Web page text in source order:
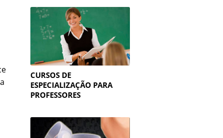
CURSOS DE
ESPECIALIZAÇÃO PARA
PROFESSORES